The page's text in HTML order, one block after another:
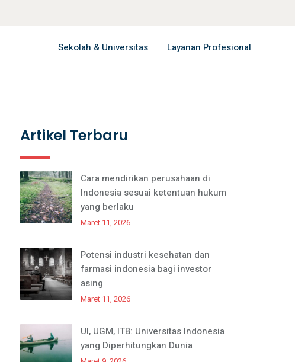
Sekolah & Universitas Layanan Profesional
Artikel Terbaru
Cara mendirikan perusahaan di
Indonesia sesuai ketentuan hukum
yang berlaku
Maret 11, 2026
Potensi industri kesehatan dan
farmasi indonesia bagi investor
asing
Maret 11, 2026
UI, UGM, ITB: Universitas Indonesia
yang Diperhitungkan Dunia